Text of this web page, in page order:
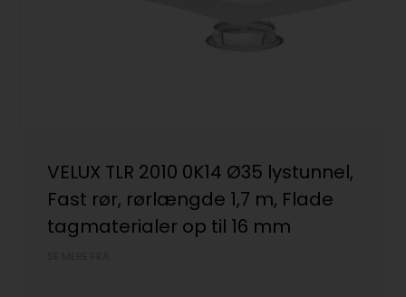
VELUX TLR 2010 0K14 Ø35 lystunnel,
Fast rør, rørlængde 1,7 m, Flade
tagmaterialer op til 16 mm